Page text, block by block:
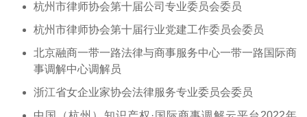
杭州市律师协会第十届公司专业委员会委员
杭州市律师协会第十届行业党建工作委员会委员
北京融商一带一路法律与商事服务中心一带一路国际商
事调解中心调解员
浙江省女企业家协会法律服务专业委员会委员